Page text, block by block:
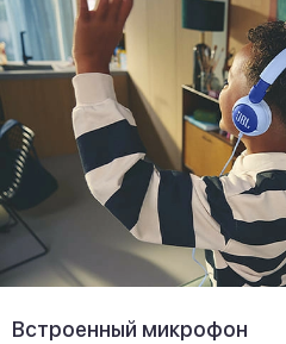
Встроенный микрофон